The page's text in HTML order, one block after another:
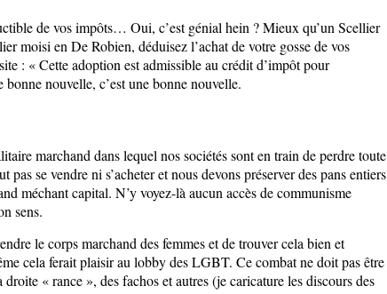
de vos impôts… Oui, c’est génial hein ? Mieux qu’un Scellier
moisi en De Robien, déduisez l’achat de votre gosse de vos
: « Cette adoption est admissible au crédit d’impôt pour
nouvelle, c’est une bonne nouvelle.
marchand dans lequel nos sociétés sont en train de perdre toute
pas se vendre ni s’acheter et nous devons préserver des pans entiers
méchant capital. N’y voyez-là aucun accès de communisme
sens.
le corps marchand des femmes et de trouver cela bien et
cela ferait plaisir au lobby des LGBT. Ce combat ne doit pas être
« rance », des fachos et autres (je caricature les discours des